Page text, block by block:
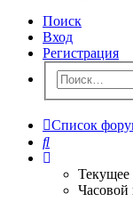
Поиск
Вход
Регистрация
Список
Поиск
Текущее
Часовой